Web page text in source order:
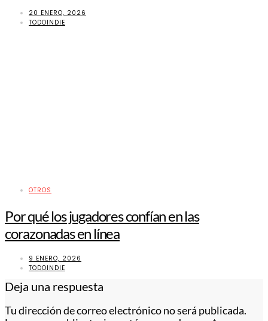
20 ENERO, 2026
TODOINDIE
OTROS
Por qué los jugadores confían en las
corazonadas en línea
9 ENERO, 2026
TODOINDIE
Deja una respuesta
Tu dirección de correo electrónico no será publicada.